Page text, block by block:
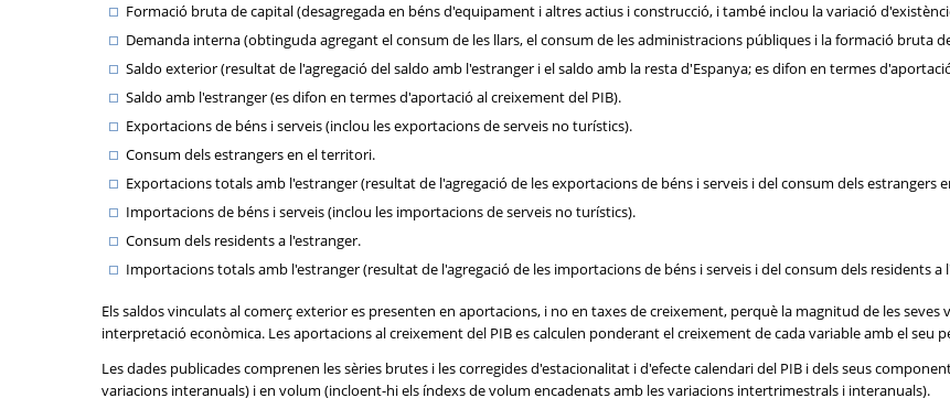
Formació bruta de capital (desagregada en béns d'equipament i altres actius i construcció, i també inclou la variació
Demanda interna (obtinguda agregant el consum de les llars, el consum de les administracions públiques i la formació bruta
Saldo exterior (resultat de l'agregació del saldo amb l'estranger i el saldo amb la resta d'Espanya; es difon en termes
Saldo amb l'estranger (es difon en termes d'aportació al creixement del PIB).
Exportacions de béns i serveis (inclou les exportacions de serveis no turístics).
Consum dels estrangers en el territori.
Exportacions totals amb l'estranger (resultat de l'agregació de les exportacions de béns i serveis i del consum dels estrangers
Importacions de béns i serveis (inclou les importacions de serveis no turístics).
Consum dels residents a l'estranger.
Importacions totals amb l'estranger (resultat de l'agregació de les importacions de béns i serveis i del consum dels residents a
Els saldos vinculats al comerç exterior es presenten en aportacions, i no en taxes de creixement, perquè la magnitud de les
interpretació econòmica. Les aportacions al creixement del PIB es calculen ponderant el creixement de cada variable amb el seu
Les dades publicades comprenen les sèries brutes i les corregides d'estacionalitat i d'efecte calendari del PIB i dels seus
variacions interanuals) i en volum (incloent-hi els índexs de volum encadenats amb les variacions intertrimestrals i interanuals).